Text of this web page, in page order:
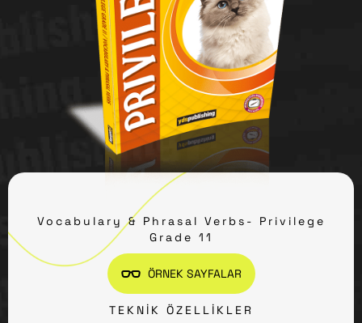
Vocabulary & Phrasal Verbs- Privilege
Grade 11
ÖRNEK SAYFALAR
TEKNIK ÖZELLIKLER